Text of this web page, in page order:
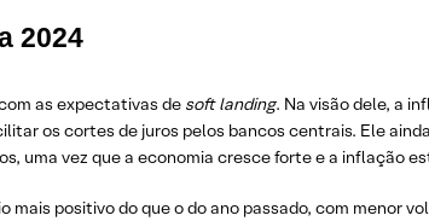
2024
as expectativas de soft landing. Na visão dele, a
os cortes de juros pelos bancos centrais. Ele
uma vez que a economia cresce forte e a inflação
mais positivo do que o do ano passado, com menor